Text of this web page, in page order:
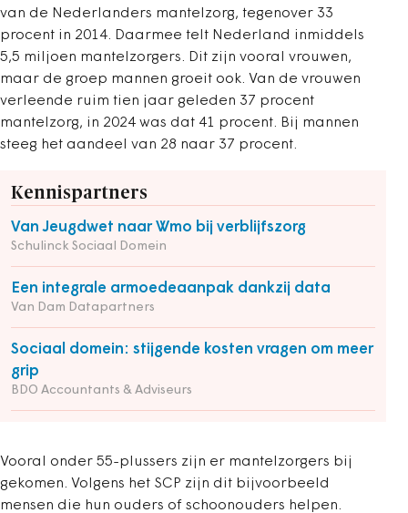
van de Nederlanders mantelzorg, tegenover 33
procent in 2014. Daarmee telt Nederland inmiddels
5,5 miljoen mantelzorgers. Dit zijn vooral vrouwen,
maar de groep mannen groeit ook. Van de vrouwen
verleende ruim tien jaar geleden 37 procent
mantelzorg, in 2024 was dat 41 procent. Bij mannen
steeg het aandeel van 28 naar 37 procent.
Kennispartners
Van Jeugdwet naar Wmo bij verblijfszorg
Schulinck Sociaal Domein
Een integrale armoedeaanpak dankzij data
Van Dam Datapartners
Sociaal domein: stijgende kosten vragen om meer
grip
BDO Accountants & Adviseurs
Vooral onder 55-plussers zijn er mantelzorgers bij
gekomen. Volgens het SCP zijn dit bijvoorbeeld
mensen die hun ouders of schoonouders helpen.